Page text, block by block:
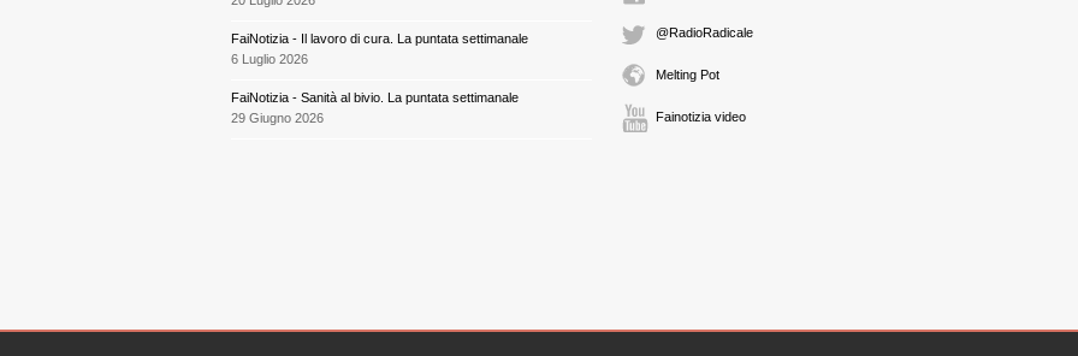
FaiNotizia - Il lavoro di cura. La puntata settimanale
6 Luglio 2026
FaiNotizia - Sanità al bivio. La puntata settimanale
29 Giugno 2026
@RadioRadicale
Melting Pot
Fainotizia video